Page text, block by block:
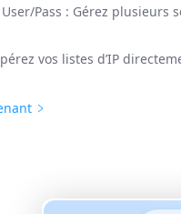
Pass : Gérez plusieurs
vos listes d’IP